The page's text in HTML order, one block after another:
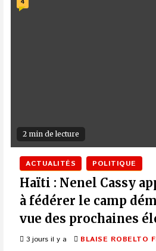
2 min de lecture
ACTUALITÉS POLITIQUE
Haïti : Nenel Cassy
à fédérer le camp
vue des prochaines
3 jours il y a BLAISE ROBELTO